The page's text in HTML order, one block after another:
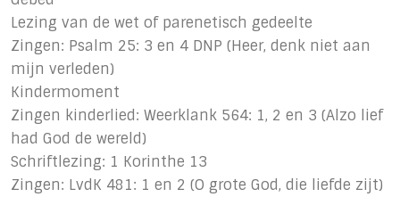
Lezing van de wet of parenetisch gedeelte
Zingen: Psalm 25: 3 en 4 DNP (Heer, denk niet aan
mijn verleden)
Kindermoment
Zingen kinderlied: Weerklank 564: 1, 2 en 3 (Alzo lief
had God de wereld)
Schriftlezing: 1 Korinthe 13
Zingen: LvdK 481: 1 en 2 (O grote God, die liefde zijt)